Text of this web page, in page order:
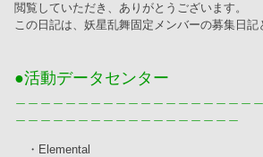
閲覧していただき、ありがとうございます。
この日記は、妖星乱舞固定メンバーの募集日記
●活動データセンター
・Elemental